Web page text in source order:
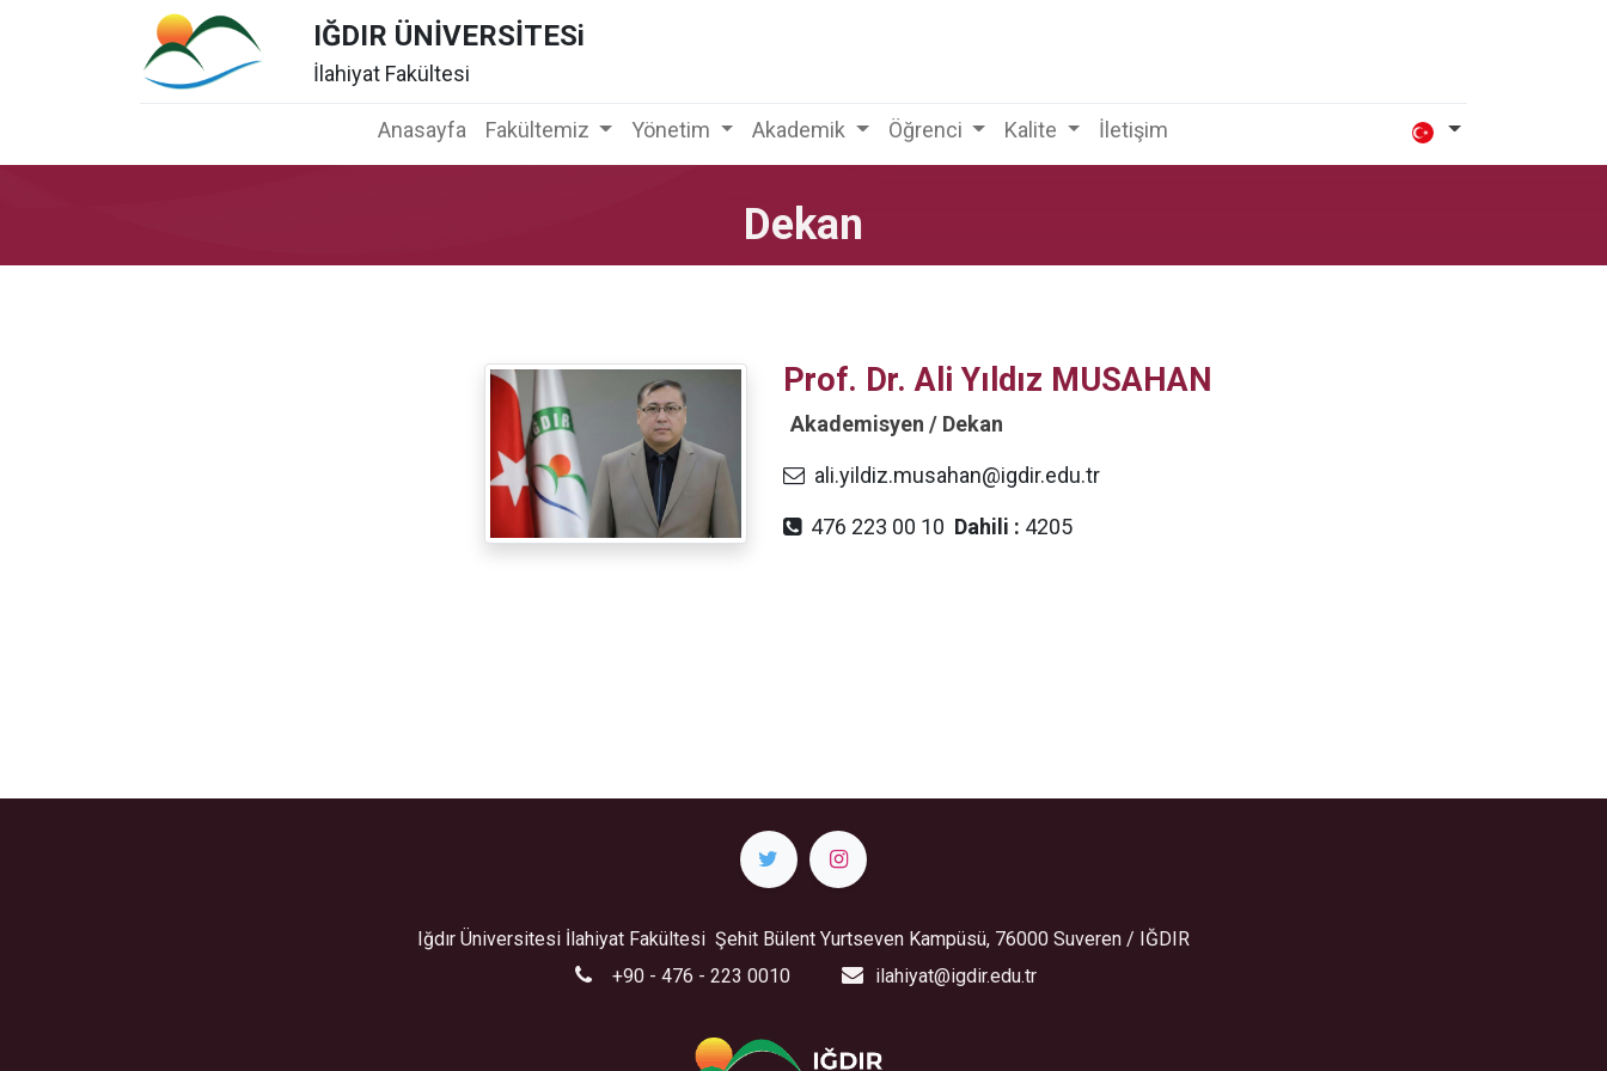
IĞDIR ÜNİVERSİTESi
İlahiyat Fakültesi
Anasayfa Fakültemiz Yönetim Akademik Öğrenci Kalite İletişim
Dekan
Prof. Dr. Ali Yıldız MUSAHAN
Akademisyen / Dekan
ali.yildiz.musahan@igdir.edu.tr
476 223 00 10 Dahili : 4205
Iğdır Üniversitesi İlahiyat Fakültesi Şehit Bülent Yurtseven Kampüsü, 76000 Suveren / IĞDIR
+90 - 476 - 223 0010
ilahiyat@igdir.edu.tr ​